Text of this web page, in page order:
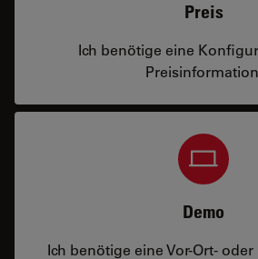
Preis
Ich benötige eine
Demo
Ich benötige eine Vor-Ort-